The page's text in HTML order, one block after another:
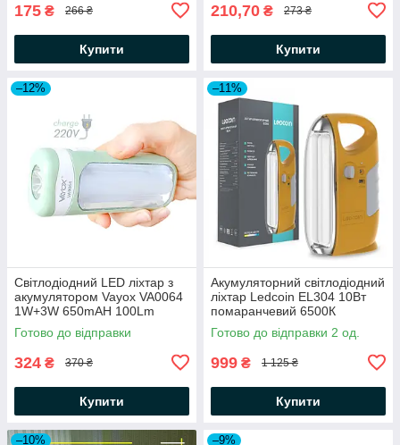
175 ₴ 266 ₴
Купити
210,70 ₴ 273 ₴
Купити
–12%
Світлодіодний LED ліхтар з
акумулятором Vayox VA0064
1W+3W 650mAH 100Lm
6000K зелений
Готово до відправки
324 ₴ 370 ₴
Купити
–11%
Акумуляторний світлодіодний
ліхтар Ledcoin EL304 10Вт
помаранчевий 6500К
3х1800мАг USB (переносний
світильник) 165х75х285мм
Готово до відправки 2 од.
999 ₴ 1 125 ₴
Купити
–10% –9%